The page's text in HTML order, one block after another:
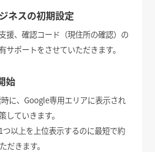
ネスの初期設定
援、確認コード（現住所の確認）の
サポートをさせていただきます。
始
に、Google専用エリアに表示され
していきます。
以上を上位表示するのに最短で約
だきます。